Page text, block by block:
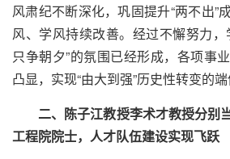
风肃纪不断深化，巩固提升“两不出”
风、学风持续改善。经过不懈努力，
只争朝夕”的氛围已经形成，各项事
凸显，实现“由大到强”历史性转变的端
二、陈子江教授李术才教授分别
工程院院士，人才队伍建设实现飞跃